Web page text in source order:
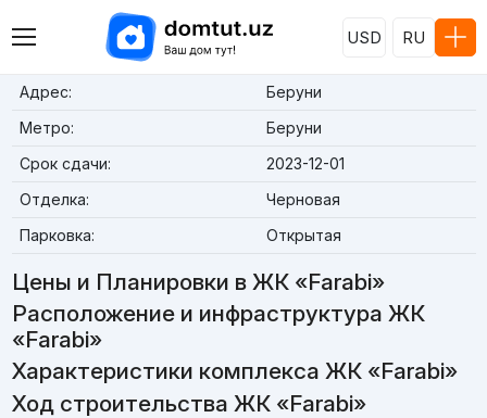
USD RU
Адрес:
Беруни
Метро:
Беруни
Срок сдачи:
2023-12-01
Отделка:
Черновая
Парковка:
Открытая
Цены и Планировки в ЖК «Farabi»
Расположение и инфраструктура ЖК
«Farabi»
Характеристики комплекса ЖК «Farabi»
Ход строительства ЖК «Farabi»